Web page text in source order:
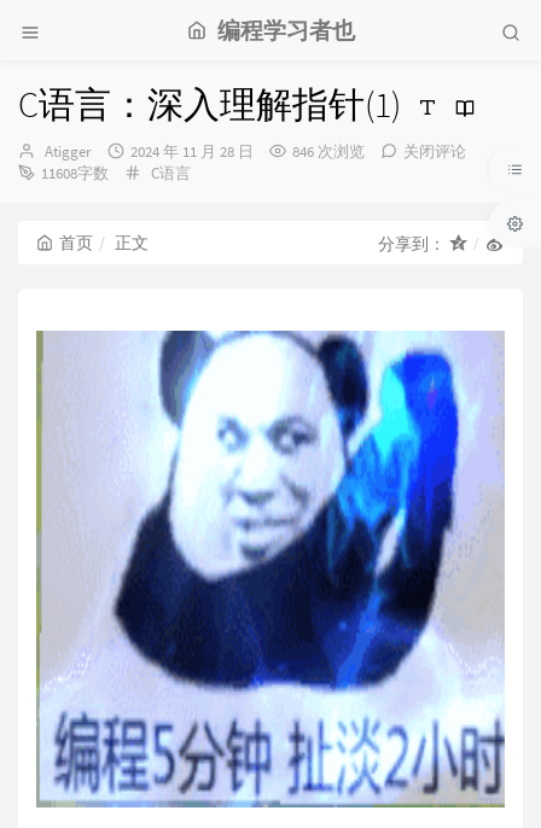
编程学习者也
C语言：深入理解指针(1)
博
主：
Atigger
发
布
2024 年 11 月 28 日 846 次浏览
关闭评论
11608字数
分
C语言
首页 正文 分享到：